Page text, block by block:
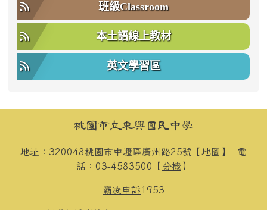
班級Classroom
本土語線上教材
英文學習區
頁尾區域內容桃園市立東興國民中學
地址：320048桃園市中壢區廣州路25號【 地圖 】 電
話：03-4583500【 分機 】
霸凌申訴1953